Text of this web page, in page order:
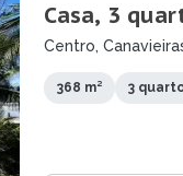
Casa, 3
Centro,
368 m² 3